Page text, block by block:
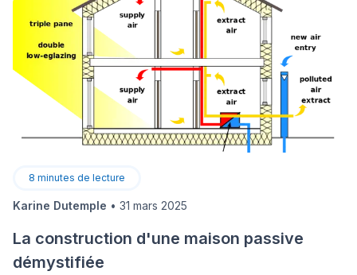
8 minutes de lecture
Karine Dutemple • 31 mars 2025
La construction d'une maison passive
démystifiée